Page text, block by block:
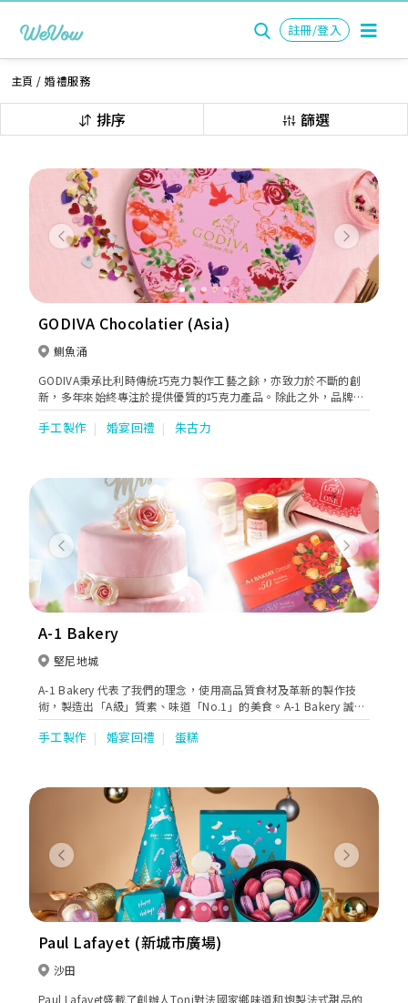
註冊/登入
主頁 /婚禮服務
排序 篩選
Previous Next
GODIVA Chocolatier (Asia)
鰂魚涌
GODIVA秉承比利時傳統巧克力製作工藝之餘，亦致力於不斷的創
新，多年來始終專注於提供優質的巧克力產品。除此之外，品牌亦
致力確保所有產品於研發、製造及運輸過程中均達致安全、高品質
及超乎顧客的期望。從著名的松露巧克力和模製巧克力、到充滿歐
克力體驗帶給全世界。
手工製作 婚宴回禮 朱古力
Previous Next
A-1 Bakery
堅尼地城
A-1 Bakery 代表了我們的理念，使用高品質食材及革新的製作技
術，製造出「A級」質素、味道「No.1」的美食。A-1 Bakery 誠意
推出數款高雅瑰麗的婚嫁蛋糕，讓一對新人在親友的見證下，許下
與子偕老的誓言。
手工製作 婚宴回禮 蛋糕
Previous Next
Paul Lafayet (新城市廣場)
沙田
Paul Lafayet盛載了創辦人Toni對法國家鄉味道和炮製法式甜品的